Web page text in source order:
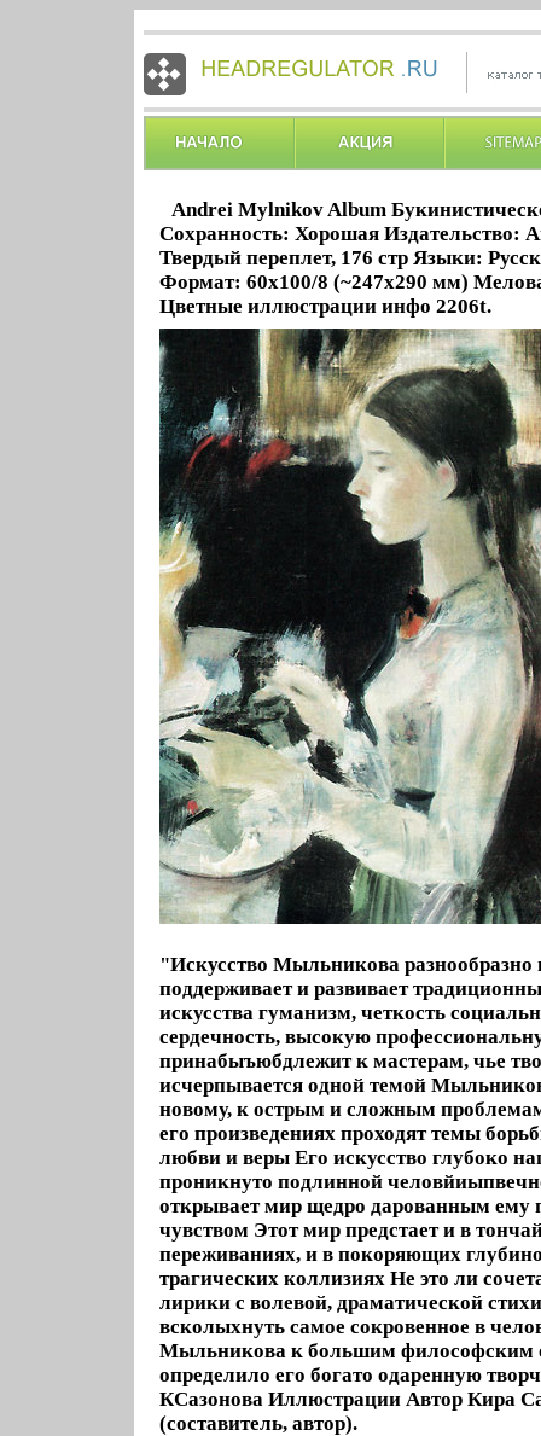
Andrei Mylnikov Album
Сохранность: Хорошая Издательство:
Твердый переплет, 176 стр Языки:
Формат: 60x100/8 (~247x290 мм)
Цветные иллюстрации инфо 2206t.
"Искусство Мыльникова
поддерживает и развивает
искусства гуманизм, четкость
сердечность, высокую
принабыъюбдлежит к мастерам, чье
исчерпывается одной темой
новому, к острым и сложным
его произведениях проходят темы
любви и веры Его искусство глубоко
проникнуто подлинной
открывает мир щедро дарованным ему
чувством Этот мир предстает и в
переживаниях, и в покоряющих
трагических коллизиях Не это ли
лирики с волевой, драматической
всколыхнуть самое сокровенное в
Мыльникова к большим философским
определило его богато одаренную
КСазонова Иллюстрации Автор Кира
(составитель, автор).